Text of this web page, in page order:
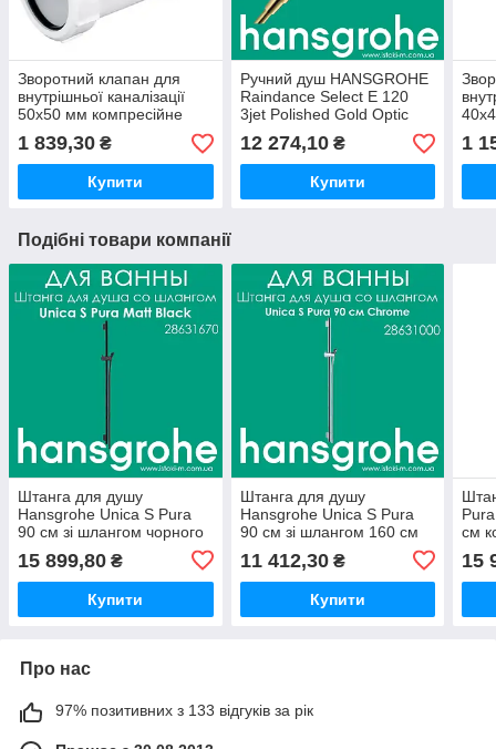
Зворотний клапан для
внутрішньої каналізації
50х50 мм компресійне
з'єднання Z2850-NRV
McAlpine
1 839,30 ₴
Купити
Ручний душ HANSGROHE
Raindance Select E 120
3jet Polished Gold Optic
золотого кольору
(26520990)
12 274,10₴
Купити
1
Подібні товари компанії
Штанга для душу
Hansgrohe Unica S Pura
90 см зі шлангом чорного
матового кольору 160 см
Matt Black (28631670)
15 899,80 ₴
Купити
Штанга для душу
Hansgrohe Unica S Pura
90 см зі шлангом 160 см
(28631000)
11 412,30₴
Купити
см
15
Про нас
97% позитивних з 133 відгуків за рік